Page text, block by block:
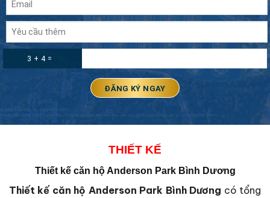
3 + 4 =
THIẾT KẾ
Thiết kế căn hộ Anderson Park Bình Dương
Thiết kế căn hộ Anderson Park Bình Dương có tổng